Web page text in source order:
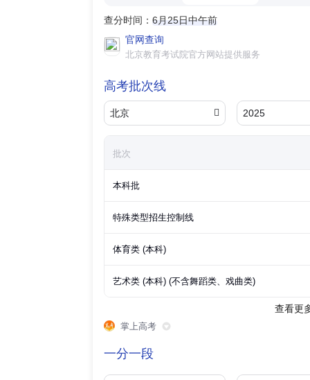
查分时间： 6月25日中午前
官网查询
北京教育考试院官方网站提供服务
高考批次线
北京  2025
批次
本科批
特殊类型招生控制线
体育类 (本科)
艺术类 (本科) (不含舞蹈类、戏曲类)
查看更
掌上高考
一分一段